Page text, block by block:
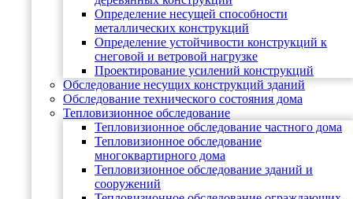
Определение несущей способности
металлических конструкций
Определение устойчивости конструкций к
снеговой и ветровой нагрузке
Проектирование усилений конструкций
Обследование несущих конструкций зданий
Обследование технического состояния дома
Тепловизионное обследование
Тепловизионное обследование частного дома
Тепловизионное обследование
многоквартирного дома
Тепловизионное обследование зданий и
сооружений